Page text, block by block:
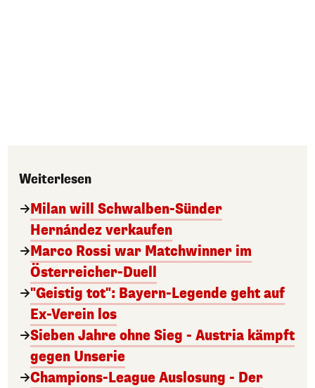
Weiterlesen
Milan will Schwalben-Sünder
Hernández verkaufen
Marco Rossi war Matchwinner im
Österreicher-Duell
"Geistig tot": Bayern-Legende geht auf
Ex-Verein los
Sieben Jahre ohne Sieg - Austria kämpft
gegen Unserie
Champions-League Auslosung - Der